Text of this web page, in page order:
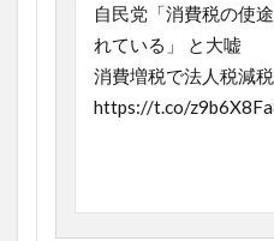
自民党「消費税の使
れている」 と大嘘
消費増税で法人税減
https://t.co/